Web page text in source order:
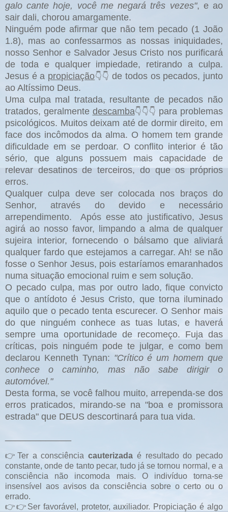
galo cante hoje, você me negará três vezes", e ao
sair dali, chorou amargamente.
Ninguém pode afirmar que não tem pecado (1 João
1.8), mas ao confessarmos as nossas iniquidades,
nosso Senhor e Salvador Jesus Cristo nos purificará
de toda e qualquer impiedade, retirando a culpa.
Jesus é a propiciação👇👇 de todos os pecados, junto
ao Altíssimo Deus.
Uma culpa mal tratada, resultante de pecados não
tratados, geralmente descamba👇👇👇 para problemas
psicológicos. Muitos deixam até de dormir direito, em
face dos incômodos da alma. O homem tem grande
dificuldade em se perdoar. O conflito interior é tão
sério, que alguns possuem mais capacidade de
relevar desatinos de terceiros, do que os próprios
erros.
Qualquer culpa deve ser colocada nos braços do
Senhor, através do devido e necessário
arrependimento. Após esse ato justificativo, Jesus
agirá ao nosso favor, limpando a alma de qualquer
sujeira interior, fornecendo o bálsamo que aliviará
qualquer fardo que estejamos a carregar. Ah! se não
fosse o Senhor Jesus, pois estaríamos emaranhados
numa situação emocional ruim e sem solução.
O pecado culpa, mas por outro lado, fique convicto
que o antídoto é Jesus Cristo, que torna iluminado
aquilo que o pecado tenta escurecer. O Senhor mais
do que ninguém conhece as tuas lutas, e haverá
sempre uma oportunidade de recomeço. Fuja das
críticas, pois ninguém pode te julgar, e como bem
declarou Kenneth Tynan: "Crítico é um homem que
conhece o caminho, mas não sabe dirigir o
automóvel."
Desta forma, se você falhou muito, arrependa-se dos
erros praticados, mirando-se na "boa e promissora
estrada" que DEUS descortinará para tua vida.
👉Ter a consciência cauterizada é resultado do pecado
constante, onde de tanto pecar, tudo já se tornou normal, e a
consciência não incomoda mais. O indivíduo torna-se
insensível aos avisos da consciência sobre o certo ou o
errado.
👉👉Ser favorável, protetor, auxiliador. Propiciação é algo